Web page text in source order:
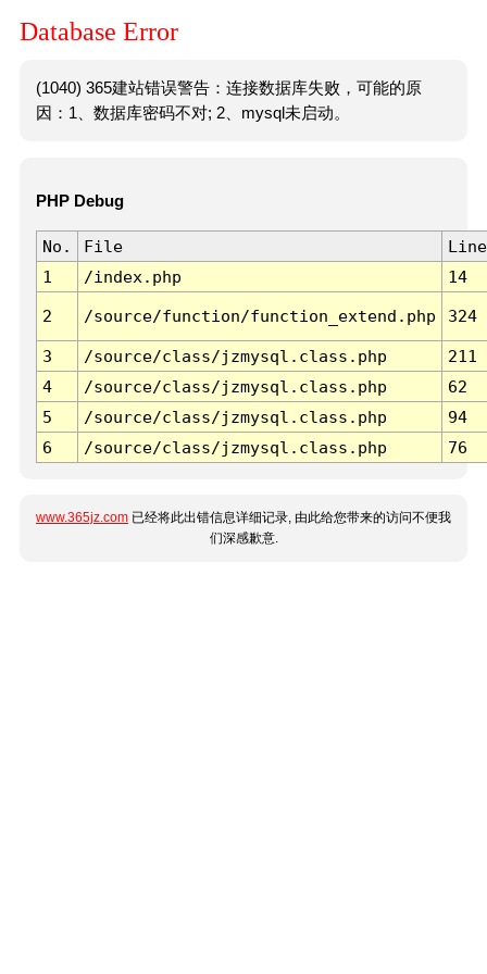
Database Error
(1040) 365建站错误警告：连接数据库失败，可能的原
因：1、数据库密码不对; 2、mysql未启动。
PHP Debug
No. File
Line
1
/index.php 14
2 /source/function/function_extend.php 324
3 /source/class/jzmysql.class.php
211
4
/source/class/jzmysql.class.php
62
5
/source/class/jzmysql.class.php
94
6
/source/class/jzmysql.class.php 76
www.365jz.com 已经将此出错信息详细记录, 由此给您带来的访问不便我
们深感歉意.